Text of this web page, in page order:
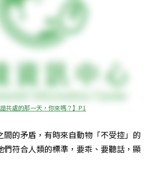
共處的那一天，你來嗎？】P1
間的矛盾，有時來自動物「不受控」的
們符合人類的標準，要乖、要聽話，顯